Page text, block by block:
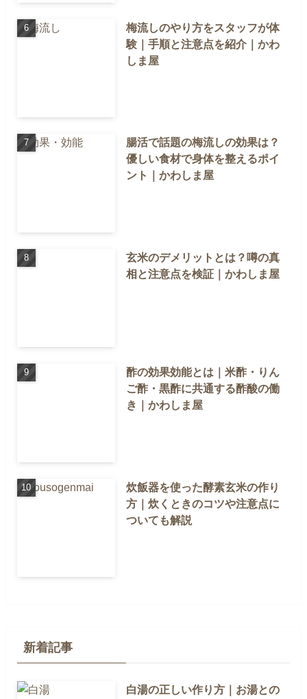
梅流しのやり方をスタッフが体
験｜手順と注意点を紹介｜かわ
しま屋
腸活で話題の梅流しの効果は？
優しい食材で身体を整えるポイ
ント｜かわしま屋
玄米のデメリットとは？噂の真
相と注意点を検証｜かわしま屋
酢の効果効能とは｜米酢・りん
ご酢・黒酢に共通する酢酸の働
き｜かわしま屋
炊飯器を使った酵素玄米の作り
方｜炊くときのコツや注意点に
ついても解説
新着記事
白湯の正しい作り方｜お湯との